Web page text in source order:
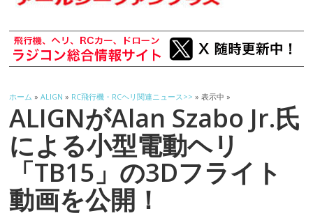
ホーム »ALIGN » RC飛行機・RCヘリ関連ニュース>> » 表示中 »
ALIGNがAlan Szabo Jr.氏
による小型電動ヘリ
「TB15」の3Dフライト
動画を公開！